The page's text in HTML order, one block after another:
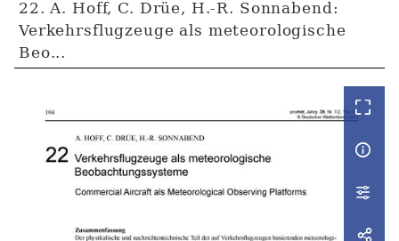
22. A. Hoff, C. Drüe, H.-R. Sonnabend:
Verkehrsflugzeuge als meteorologische
Beo...